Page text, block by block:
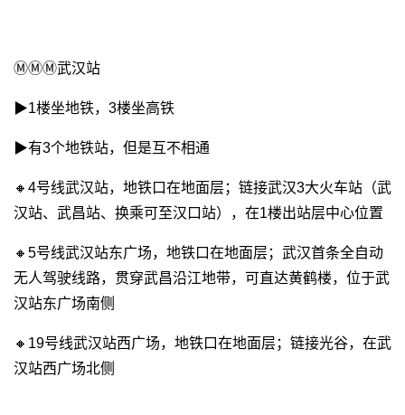
Ⓜ️Ⓜ️Ⓜ️武汉站
▶︎1楼坐地铁，3楼坐高铁
▶︎有3个地铁站，但是互不相通
🔸4号线武汉站，地铁口在地面层；链接武汉3大火车站（武
汉站、武昌站、换乘可至汉口站），在1楼出站层中心位置
🔸5号线武汉站东广场，地铁口在地面层；武汉首条全自动
无人驾驶线路，贯穿武昌沿江地带，可直达黄鹤楼，位于武
汉站东广场南侧
🔸19号线武汉站西广场，地铁口在地面层；链接光谷，在武
汉站西广场北侧